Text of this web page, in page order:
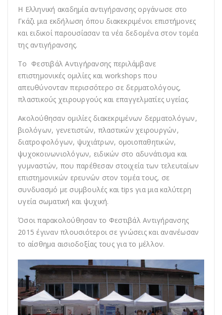
Η Ελληνική ακαδημία αντιγήρανσης οργάνωσε στο
Γκάζι μια εκδήλωση όπου διακεκριμένοι επιστήμονες
και ειδικοί παρουσίασαν τα νέα δεδομένα στον τομέα
της αντιγήρανσης.
Το Φεστιβάλ Αντιγήρανσης περιλάμβανε
επιστημονικές ομιλίες και workshops που
απευθύνονταν περισσότερο σε δερματολόγους,
πλαστικούς χειρουργούς και επαγγελματίες υγείας.
Ακολούθησαν ομιλίες διακεκριμένων δερματολόγων,
βιολόγων, γενετιστών, πλαστικών χειρουργών,
διατροφολόγων, ψυχιάτρων, ομοιοπαθητικών,
ψυχοκοινωνιολόγων, ειδικών στο αδυνάτισμα και
γυμναστών, που παρέθεσαν στοιχεία των τελευταίων
επιστημονικών ερευνών στον τομέα τους, σε
συνδυασμό με συμβουλές και tips για μια καλύτερη
υγεία σωματική και ψυχική.
Όσοι παρακολούθησαν το Φεστιβάλ Αντιγήρανσης
2015 έγιναν πλουσιότεροι σε γνώσεις και ανανέωσαν
το αίσθημα αισιοδοξίας τους για το μέλλον.